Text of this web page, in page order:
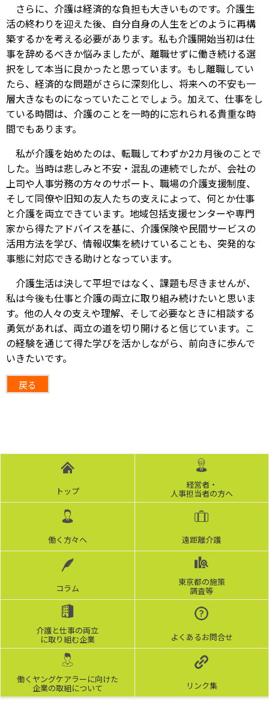
さらに、介護は経済的な負担も大きいものです。介護生
活の終わりを迎えた後、自分自身の人生をどのように再構
築するかを考える必要があります。私も介護開始当初は仕
事を辞めるべきか悩みましたが、離職せずに働き続ける選
択をして本当に良かったと思っています。もし離職してい
たら、経済的な問題がさらに深刻化し、将来への不安も一
層大きなものになっていたことでしょう。加えて、仕事をし
ている時間は、介護のことを一時的に忘れられる貴重な時
間でもあります。
私が介護を始めたのは、転職してわずか2カ月後のことで
した。当時は悲しみと不安・混乱の連続でしたが、会社の
上司や人事労務の方々のサポート、職場の介護支援制度、
そして同僚や旧知の友人たちの支えによって、何とか仕事
と介護を両立できています。地域包括支援センターや専門
家から得たアドバイスを基に、介護保険や民間サービスの
活用方法を学び、情報収集を続けていることも、突発的な
事態に対応できる助けとなっています。
介護生活は決して平坦ではなく、課題も尽きませんが、
私は今後も仕事と介護の両立に取り組み続けたいと思いま
す。他の人々の支えや理解、そして必要なときに相談する
勇気があれば、両立の道を切り開けると信じています。こ
の経験を通じて得た学びを活かしながら、前向きに歩んで
いきたいです。
戻る
トップ
経営者・
人事担当者の方へ
働く方々へ 遠距離介護
コラム
東京都の施策
調査等
介護と仕事の両立
に取り組む企業 よくあるお問合せ
働くヤングケアラーに向けた
企業の取組について リンク集